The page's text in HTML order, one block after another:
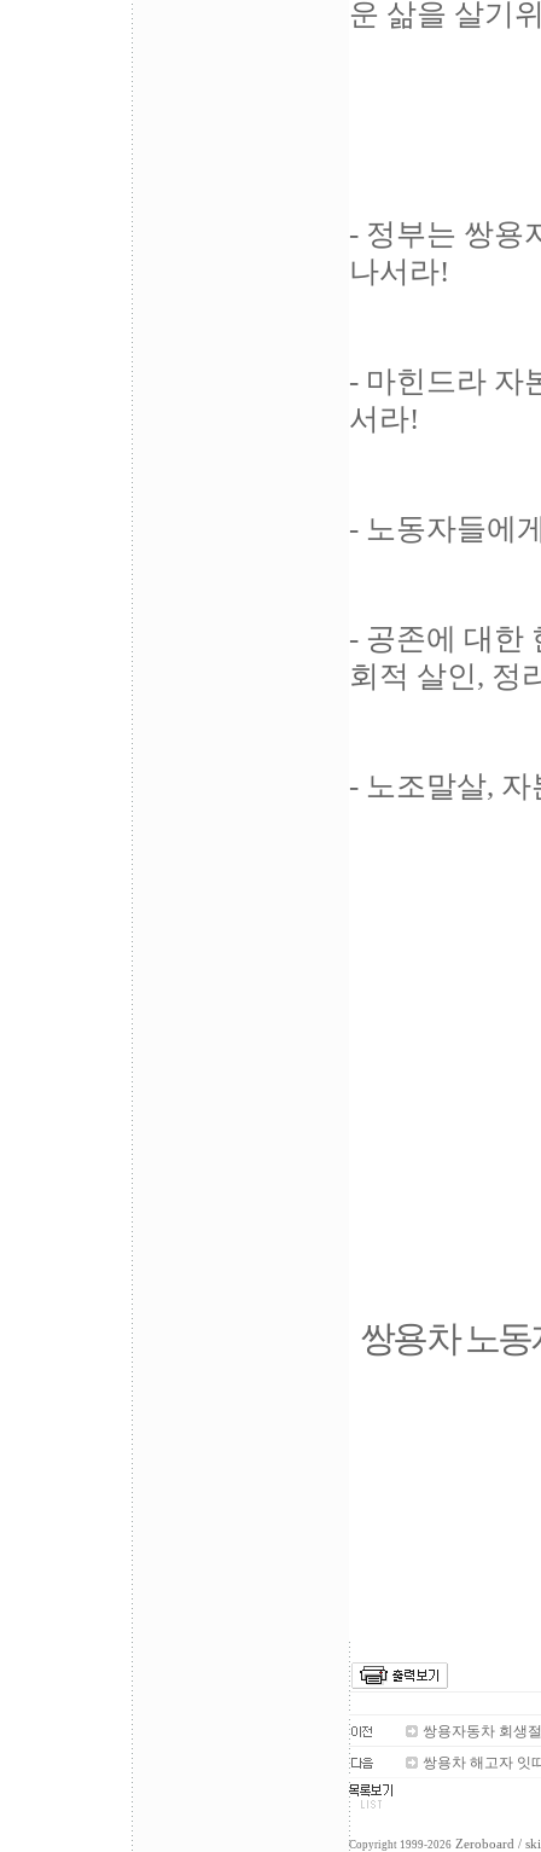
운 삶을 살기
- 정부는 쌍용
나서라!
- 마힌드라 자
서라!
- 노동자들에
- 공존에 대한
회적 살인, 정
- 노조말살,
쌍용차 노동
쌍용자동차 회생
쌍용차 해고자 잇
Copyright 1999-2026 Zeroboard /